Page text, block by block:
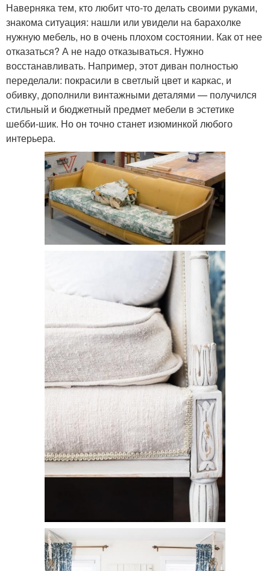
Наверняка тем, кто любит что-то делать своими руками,
знакома ситуация: нашли или увидели на барахолке
нужную мебель, но в очень плохом состоянии. Как от нее
отказаться? А не надо отказываться. Нужно
восстанавливать. Например, этот диван полностью
переделали: покрасили в светлый цвет и каркас, и
обивку, дополнили винтажными деталями — получился
стильный и бюджетный предмет мебели в эстетике
шебби-шик. Но он точно станет изюминкой любого
интерьера.